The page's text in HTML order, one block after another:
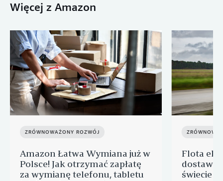
Więcej z Amazon
ZRÓWNOWAŻONY ROZWÓJ
Amazon Łatwa Wymiana już w
Polsce! Jak otrzymać zapłatę
za wymianę telefonu, tabletu
Flota
świecie